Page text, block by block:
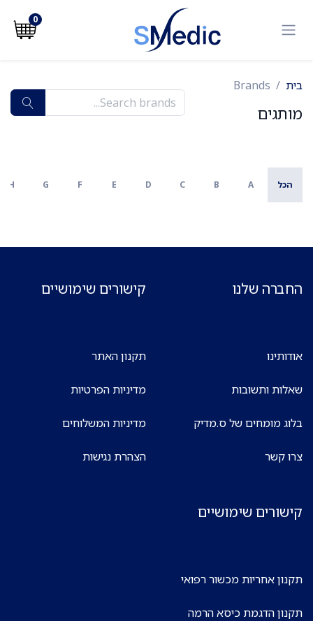
0
בית Brands
מותגים
הכל A
B
C
D
E
F
G
H
החברה שלנו
אודותינו
שאלות ותשובות
בלוג מומחים של ס.מדיק
צרו קשר
קישורים שימושיים
תקנון האתר
מדיניות הפרטיות
מדיניות המשלוחים
הצהרת נגישות
קישורים שימושיים
תקנון אחריות מכשור רפואי
תקנון הדגמת כיסא הרמה